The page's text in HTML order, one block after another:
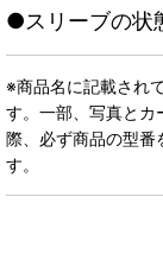
●スリーブの状
※商品名に記載され
す。一部、写真とカ
際、必ず商品の型番
す。